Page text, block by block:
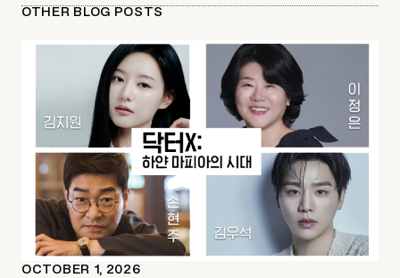
OTHER BLOG POSTS
OCTOBER 1, 2026